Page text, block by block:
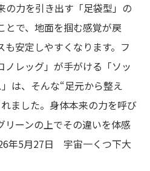
の力を引き出す「足袋型」の
とで、地面を掴む感覚が戻
も安定しやすくなります。フ
ノレッグ」が手がける「ソッ
は、そんな“足元から整え
ました。身体本来の力を呼び
リーンの上でその違いを体感
年5月27日 宇宙一くつ下大